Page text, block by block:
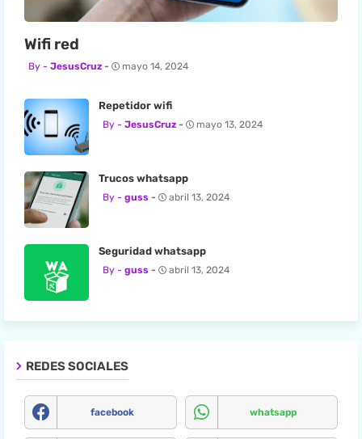
Wifi red
JesusCruz mayo 14, 2024
Repetidor wifi
JesusCruz mayo 13, 2024
Trucos whatsapp
guss abril 13, 2024
Seguridad whatsapp
guss abril 13, 2024
REDES SOCIALES
facebook whatsapp